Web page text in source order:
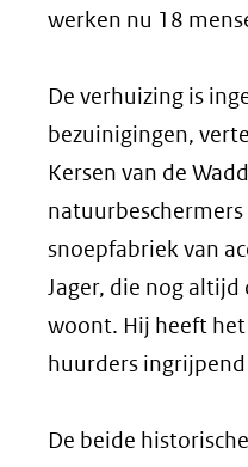
werken nu 18
De verhuizing is
bezuinigingen,
Kersen van de
snoepfabriek van
Jager, die nog
woont. Hij heeft
huurders
De beide